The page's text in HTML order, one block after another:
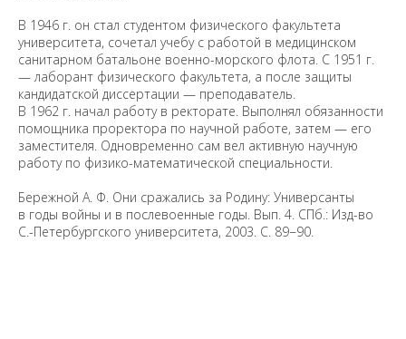
В 1946 г. он стал студентом физического факультета
университета, сочетал учебу с работой в медицинском
санитарном батальоне военно-морского флота. С 1951 г.
— лаборант физического факультета, а после защиты
кандидатской диссертации — преподаватель.
В 1962 г. начал работу в ректорате. Выполнял обязанности
помощника проректора по научной работе, затем — его
заместителя. Одновременно сам вел активную научную
работу по физико-математической специальности.
Бережной А. Ф. Они сражались за Родину: Универсанты
в годы войны и в послевоенные годы. Вып. 4. СПб.: Изд-во
С.-Петербургского университета, 2003. С. 89−90.